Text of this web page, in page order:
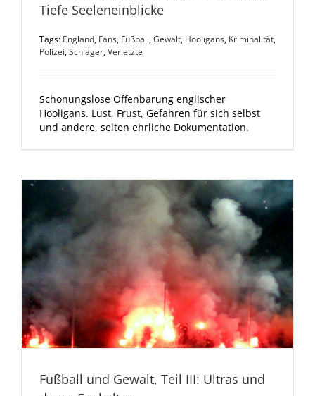
Tiefe Seeleneinblicke
Tags: England, Fans, Fußball,Gewalt, Hooligans, Kriminalität,
Polizei,Schläger,Verletzte
Schonungslose Offenbarung englischer
Hooligans. Lust, Frust, Gefahren für sich selbst
und andere, selten ehrliche Dokumentation.
Fußball und Gewalt, Teil III: Ultras und